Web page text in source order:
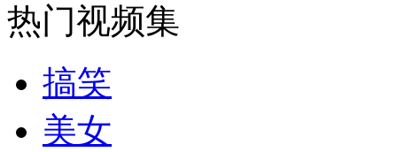
热门视频集
搞笑
美女